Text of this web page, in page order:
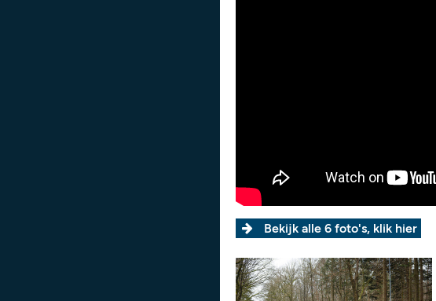
Bekijk alle 6 foto's, klik hier